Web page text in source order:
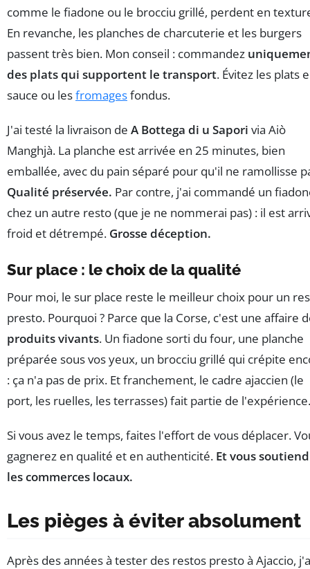
comme le fiadone ou le brocciu grillé, perdent en
En revanche, les planches de charcuterie et les burgers
passent très bien. Mon conseil : commandez
des plats qui supportent le transport. Évitez les plats
sauce ou lesfromagesfondus.
J'ai testé la livraison de A Bottega di u Sapori via Aiò
Manghjà. La planche est arrivée en 25 minutes, bien
emballée, avec du pain séparé pour qu'il ne ramollisse
Qualité préservée. Par contre, j'ai commandé un
chez un autre resto (que je ne nommerai pas) : il est
froid et détrempé. Grosse déception.
Sur place : le choix de la qualité
Pour moi, le sur place reste le meilleur choix pour un
presto. Pourquoi ? Parce que la Corse, c'est une affaire
produits vivants. Un fiadone sorti du four, une planche
préparée sous vos yeux, un brocciu grillé qui crépite
: ça n'a pas de prix. Et franchement, le cadre ajaccien (le
port, les ruelles, les terrasses) fait partie de l'expérience.
Si vous avez le temps, faites l'effort de vous déplacer.
gagnerez en qualité et en authenticité. Et vous
les commerces locaux.
Les pièges à éviter absolument
Après des années à tester des restos presto à Ajaccio,